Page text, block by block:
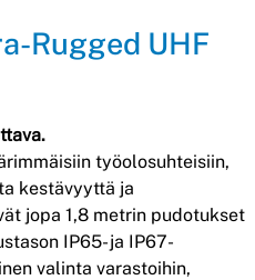
Rugged UHF
työolosuhteisiin,
kestävyyttä ja
jopa 1,8 metrin pudotukset
IP65- ja IP67-
valinta varastoihin,